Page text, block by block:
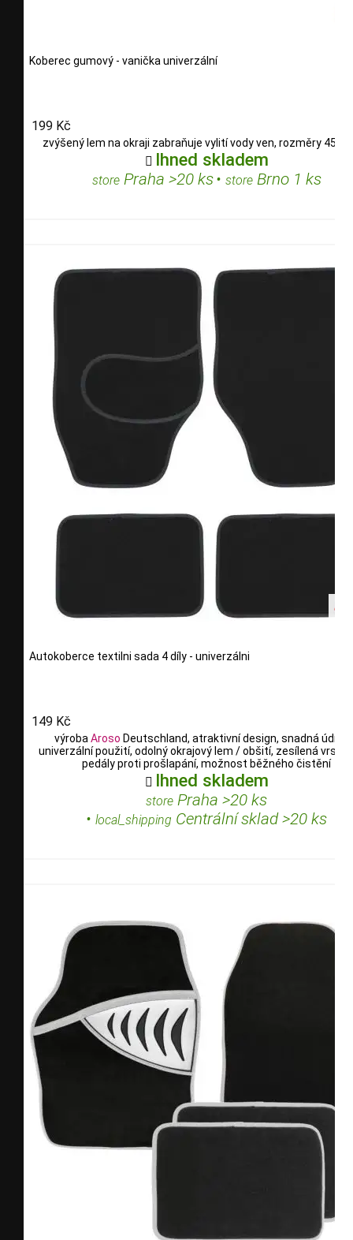
Koberec gumový - vanička univerzální
199 Kč
zvýšený lem na okraji zabraňuje vylití vody ven, rozměry
 Ihned skladem
storePraha >20 ks• storeBrno 1 ks
Autokoberce textilni sada 4 díly - univerzálni
149 Kč
výroba Aroso Deutschland, atraktivní design, snadná
univerzální použití, odolný okrajový lem / obšití, zesílená
pedály proti prošlapání, možnost běžného čistění
 Ihned skladem
store Praha >20 ks
• local_shipping Centrální sklad >20 ks